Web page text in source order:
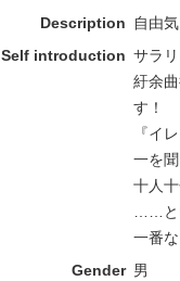
Description
自由
Self introduction サラ
紆余
す！
『イ
一を
十人
……と
一番
Gender 男